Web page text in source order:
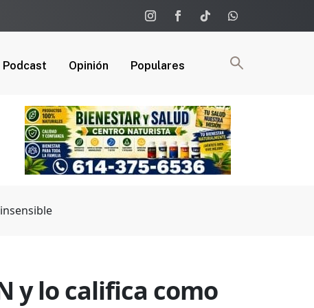
Podcast Opinión Populares
y lo califica como